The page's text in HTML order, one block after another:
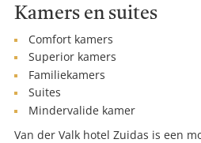
Kamers en suites
Comfort kamers
Superior kamers
Familiekamers
Suites
Mindervalide kamer
Van der Valk hotel Zuidas is een